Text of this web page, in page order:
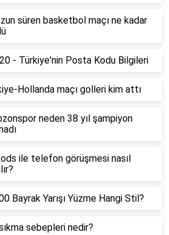
süren basketbol maçı ne kadar
- Türkiye'nin Posta Kodu Bilgileri
Hollanda maçı golleri kim attı
neden 38 yıl şampiyon
ile telefon görüşmesi nasıl
Bayrak Yarışı Yüzme Hangi Stil?
sebepleri nedir?